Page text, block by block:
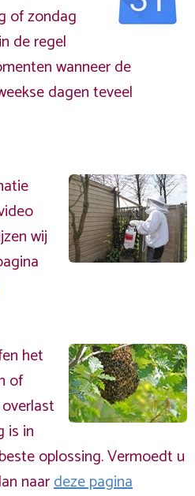
of zondag
de regel
wanneer de
dagen teveel
wij
het
of
is in
oplossing. Vermoedt u
naardeze pagina